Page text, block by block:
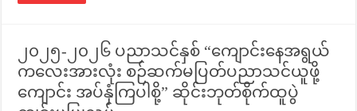
၂၀၂၅-၂၀၂၆ ပညာသင်နှစ် “ကျောင်းနေအရွယ်
ကလေးအားလုံး စဉ်ဆက်မပြတ်ပညာသင်ယူဖို့
ကျောင်း အပ်နှံကြပါစို့” ဆိုင်းဘုတ်စိုက်ထူပွဲ